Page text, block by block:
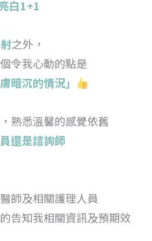
白1+1
之外，
令我心動的點是
暗沉的情況」
熟悉溫馨的感覺依舊
還是諮詢師
師及相關護理人員
告知我相關資訊及預期效